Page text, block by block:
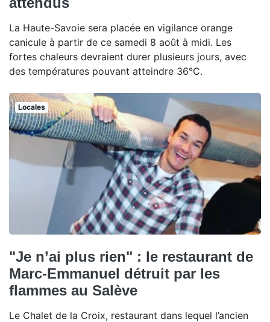
La Haute-Savoie sera placée en vigilance orange
canicule à partir de ce samedi 8 août à midi. Les
fortes chaleurs devraient durer plusieurs jours, avec
des températures pouvant atteindre 36°C.
Locales
"Je n’ai plus rien" : le restaurant de
Marc-Emmanuel détruit par les
flammes au Salève
Le Chalet de la Croix, restaurant dans lequel l’ancien